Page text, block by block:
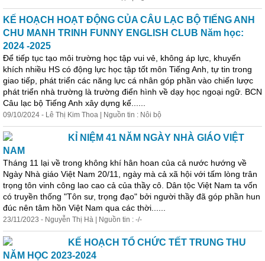
KẾ HOẠCH HOẠT ĐỘNG CỦA CÂU LẠC BỘ TIẾNG ANH
CHU MANH TRINH FUNNY ENGLISH CLUB Năm học:
2024 -2025
Để tiếp tục tạo môi trường học tập vui vẻ, không áp lực, khuyến
khích nhiều HS có động lực học tập tốt môn Tiếng Anh, tự tin trong
giao tiếp, phát triển các năng lực cá nhân góp phần vào chiến lược
phát triển nhà trường là trường điển hình về dạy học ngoại ngữ. BCN
Câu lạc bộ Tiếng Anh xây dựng kế......
09/10/2024 - Lê Thị Kim Thoa | Nguồn tin : Nôi bộ
KỈ NIỆM 41 NĂM NGÀY NHÀ GIÁO VIỆT
NAM
Tháng 11 lại về trong không khí hân hoan của cả nước hướng về
Ngày Nhà giáo Việt Nam 20/11, ngày mà cả xã hội với tấm lòng trân
trọng tôn vinh công lao cao cả của thầy cô. Dân tộc Việt Nam ta vốn
có truyền thống "Tôn sư, trọng đạo" bởi người thầy đã góp phần hun
đúc nên tâm hồn Việt Nam qua các thời......
23/11/2023 - Nguyễn Thị Hà | Nguồn tin : -/-
KẾ HOẠCH TỔ CHỨC TẾT TRUNG THU
NĂM HỌC 2023-2024